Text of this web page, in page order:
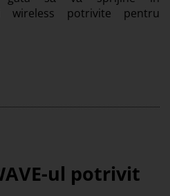
wireless potrivite pentru
ul potrivit